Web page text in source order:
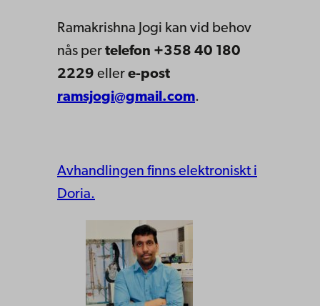
Ramakrishna Jogi kan vid behov
nås per telefon +358 40 180
2229 eller e-post
ramsjogi@gmail.com.
Avhandlingen finns elektroniskt i
Doria.